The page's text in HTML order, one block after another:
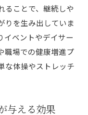
ることで、継続しや
りを生み出していま
イベントやデイサー
職場での健康増進プ
な体操やストレッチ
与える効果